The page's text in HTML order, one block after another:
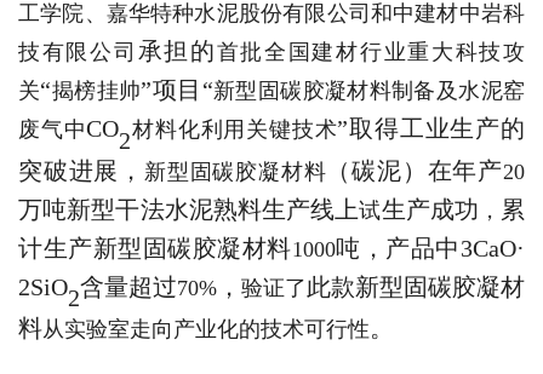
工学院、嘉华特种水泥股份有限公司和中建材中岩科
技有限公司 承担的首批全国建材行业重大科技攻
关“揭榜挂帅”项目 “新型固碳胶凝材料制备及水泥窑
废气中CO2材料化利用关键技术”取得工业生产的
突破进展， 新型固碳胶凝材料 （碳泥） 在年产20
万吨新型干法水泥熟料生产线上试生产成功 ， 累
计生产新型固碳胶凝材料1000吨，产品中3CaO·
2SiO2含量超过70% ， 验证了此款新型固碳胶凝材
料从实验室走向产业化的技术可行性。